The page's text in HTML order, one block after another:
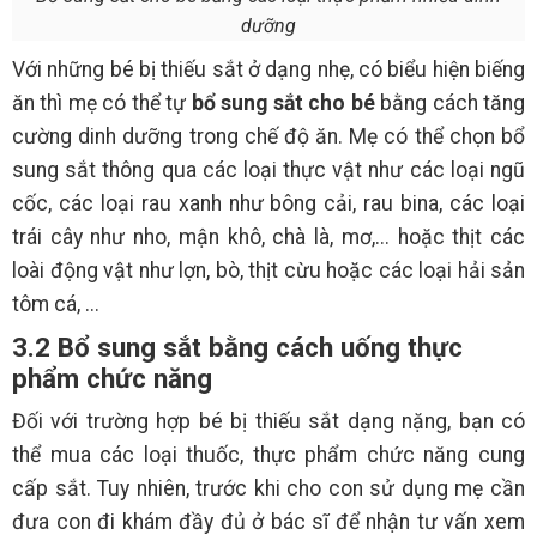
dưỡng
Với những bé bị thiếu sắt ở dạng nhẹ, có biểu hiện biếng
ăn thì mẹ có thể tự bổ sung sắt cho bébằng cách tăng
cường dinh dưỡng trong chế độ ăn. Mẹ có thể chọn bổ
sung sắt thông qua các loại thực vật như các loại ngũ
cốc, các loại rau xanh như bông cải, rau bina, các loại
trái cây như nho, mận khô, chà là, mơ,... hoặc thịt các
loài động vật như lợn, bò, thịt cừu hoặc các loại hải sản
tôm cá, ...
3.2 Bổ sung sắt bằng cách uống thực
phẩm chức năng
Đối với trường hợp bé bị thiếu sắt dạng nặng, bạn có
thể mua các loại thuốc, thực phẩm chức năng cung
cấp sắt. Tuy nhiên, trước khi cho con sử dụng mẹ cần
đưa con đi khám đầy đủ ở bác sĩ để nhận tư vấn xem